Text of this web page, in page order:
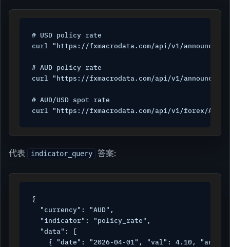
# USD policy rate
curl "https://fxmacrodata.com/api/v1/
# AUD policy rate
curl "https://fxmacrodata.com/api/v1/
# AUD/USD spot rate
curl "https://fxmacrodata.com/api/v1/forex/AUD/
代表 indicator_query 答案:
{
  "currency": "AUD",
  "indicator": "policy_rate",
  "data": [
{ "date": "2026-04-01", "val": 4.10,